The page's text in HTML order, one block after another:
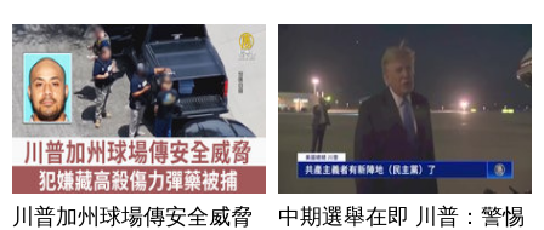
川普加州球場傳安全威脅
中期選舉在即 川普：警惕